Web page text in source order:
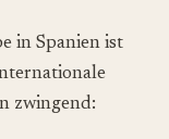
in Spanien ist
zwingend: